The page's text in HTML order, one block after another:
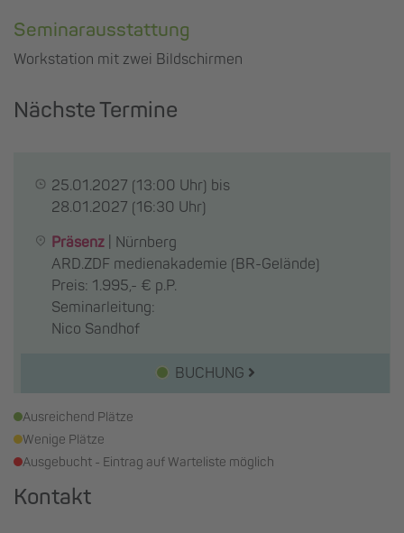
Seminarausstattung
Workstation mit zwei Bildschirmen
Nächste Termine
25.01.2027 (13:00 Uhr) bis
28.01.2027 (16:30 Uhr)
Präsenz
Nürnberg
ARD.ZDF medienakademie (BR-Gelände)
Preis: 1.995,- € p.P.
Seminarleitung:
Nico Sandhof
BUCHUNG
Ausreichend Plätze
Wenige Plätze
Ausgebucht - Eintrag auf Warteliste möglich
Kontakt